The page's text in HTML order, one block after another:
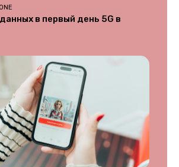
в первый день 5G в